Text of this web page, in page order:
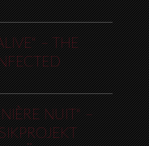
– THE
NUIT“ –